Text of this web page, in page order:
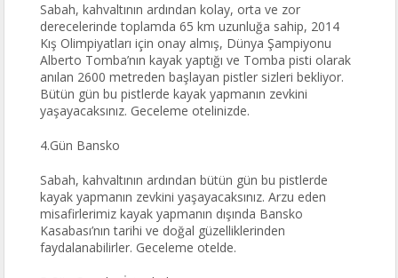
Sabah, kahvaltının ardından kolay, orta ve zor
derecelerinde toplamda 65 km uzunluğa sahip, 2014
Kış Olimpiyatları için onay almış, Dünya Şampiyonu
Alberto Tomba’nın kayak yaptığı ve Tomba pisti olarak
anılan 2600 metreden başlayan pistler sizleri bekliyor.
Bütün gün bu pistlerde kayak yapmanın zevkini
yaşayacaksınız. Geceleme otelinizde.
4.Gün Bansko
Sabah, kahvaltının ardından bütün gün bu pistlerde
kayak yapmanın zevkini yaşayacaksınız. Arzu eden
misafirlerimiz kayak yapmanın dışında Bansko
Kasabası’nın tarihi ve doğal güzelliklerinden
faydalanabilirler. Geceleme otelde.